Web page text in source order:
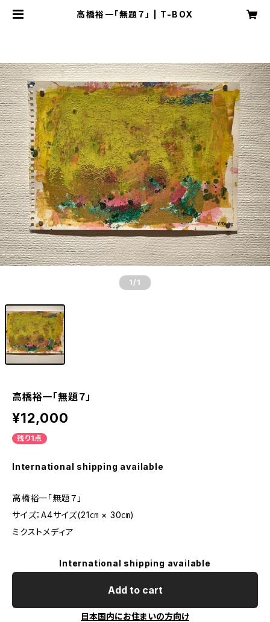
高橋裕一「無題７」 | T-BOX
1 /1
高橋裕一「無題７」
¥12,000
残り1点
International shipping available
高橋裕一「無題７」
サイズ：A4サイズ(21㎝ × 30㎝)
ミクストメディア
International shipping available
Add to cart
日本国内にお住まいの方向け